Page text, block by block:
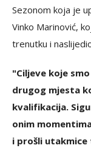
Sezonom koja je
Vinko Marinović,
trenutku i
"Ciljeve koje
drugog mjesta
kvalifikacija.
onim
i prošli utakmice